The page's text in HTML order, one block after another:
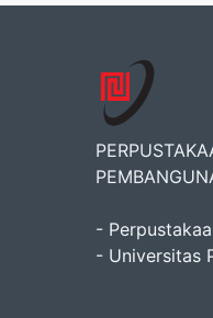
-
- Universitas